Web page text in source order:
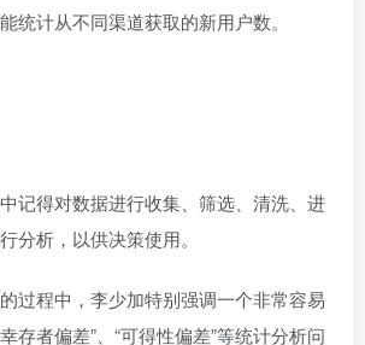
统计从不同渠道获取的新用户数。
记得对数据进行收集、筛选、清洗、进
分析，以供决策使用。
过程中，李少加特别强调一个非常容易
存者偏差”、“可得性偏差”等统计分析问